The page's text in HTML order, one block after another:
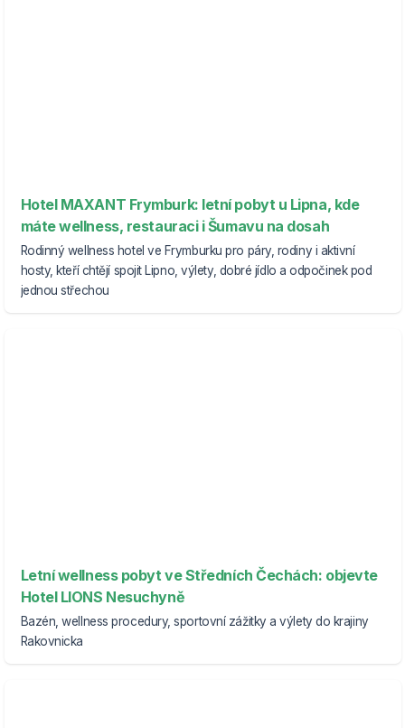
Hotel MAXANT Frymburk: letní pobyt u Lipna, kde
máte wellness, restauraci i Šumavu na dosah
Rodinný wellness hotel ve Frymburku pro páry, rodiny i aktivní
hosty, kteří chtějí spojit Lipno, výlety, dobré jídlo a odpočinek pod
jednou střechou
Letní wellness pobyt ve Středních Čechách: objevte
Hotel LIONS Nesuchyně
Bazén, wellness procedury, sportovní zážitky a výlety do krajiny
Rakovnicka